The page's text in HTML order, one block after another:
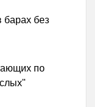
барах без
по